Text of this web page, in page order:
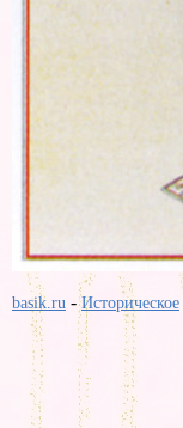
basik.ru -Историческое